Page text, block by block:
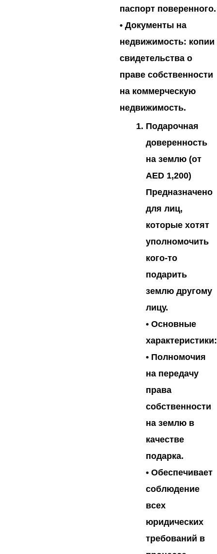
паспорт поверенного.
• Документы на
недвижимость: копии
свидетельства о
праве собственности
на коммерческую
недвижимость.
Подарочная
доверенность
на землю (от
AED 1,200)
Предназначено
для лиц,
которые хотят
уполномочить
кого-то
подарить
землю другому
лицу.
• Основные
характеристики:
• Полномочия
на передачу
права
собственности
на землю в
качестве
подарка.
• Обеспечивает
соблюдение
всех
юридических
требований в